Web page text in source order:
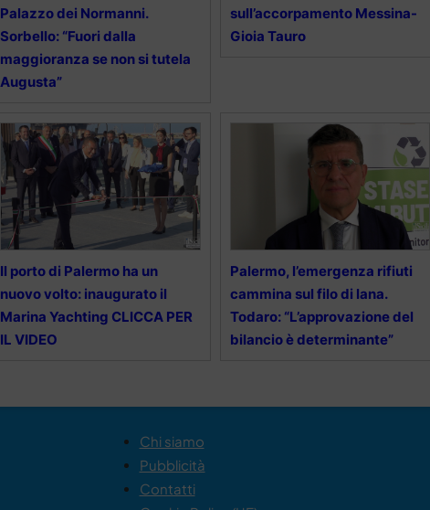
Palazzo dei Normanni.
Sorbello: “Fuori dalla
maggioranza se non si tutela
Augusta”
sull’accorpamento Messina-
Gioia Tauro
Il porto di Palermo ha un
nuovo volto: inaugurato il
Marina Yachting CLICCA PER
IL VIDEO
Palermo, l’emergenza rifiuti
cammina sul filo di lana.
Todaro: “L’approvazione del
bilancio è determinante”
Chi siamo
Pubblicità
Contatti